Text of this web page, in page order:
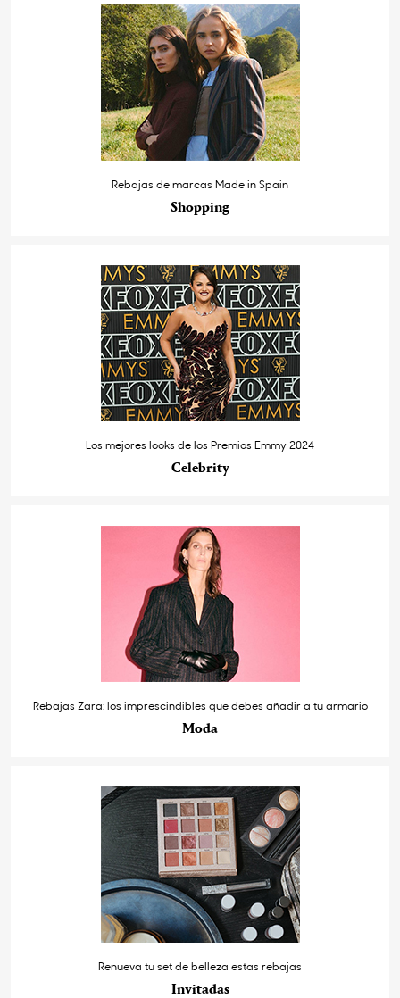
Rebajas de marcas Made in Spain
Shopping
Los mejores looks de los Premios Emmy 2024
Celebrity
Rebajas Zara: los imprescindibles que debes añadir a tu armario
Moda
Renueva tu set de belleza estas rebajas
Invitadas